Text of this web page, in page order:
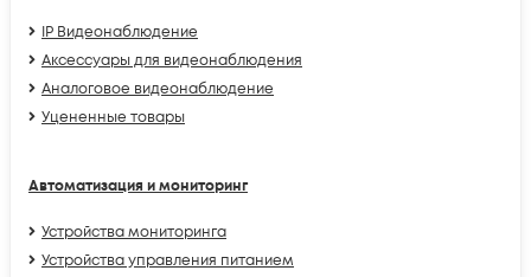
IP Видеонаблюдение
Аксессуары для видеонаблюдения
Аналоговое видеонаблюдение
Уцененные товары
Автоматизация и мониторинг
Устройства мониторинга
Устройства управления питанием